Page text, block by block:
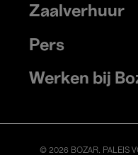
Zaalverhuur
Pers
Werken bij
© 2026 BOZAR. PALEIS